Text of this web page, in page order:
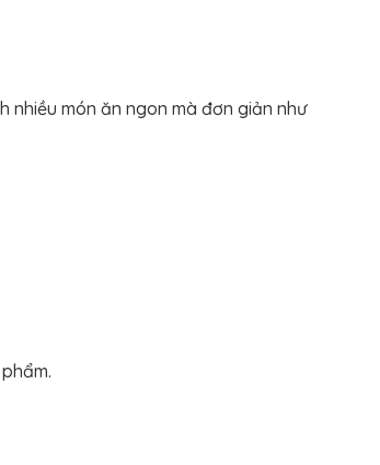
món ăn ngon mà đơn giản như